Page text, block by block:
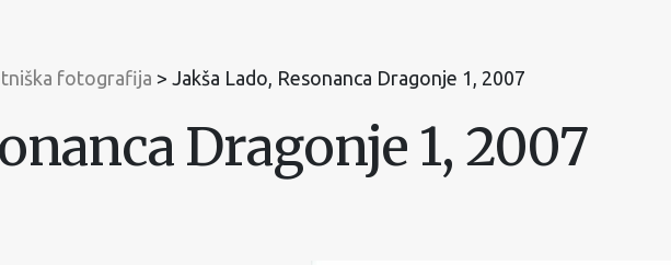
fotografija > Jakša Lado, Resonanca Dragonje 1, 2007
Dragonje 1, 2007